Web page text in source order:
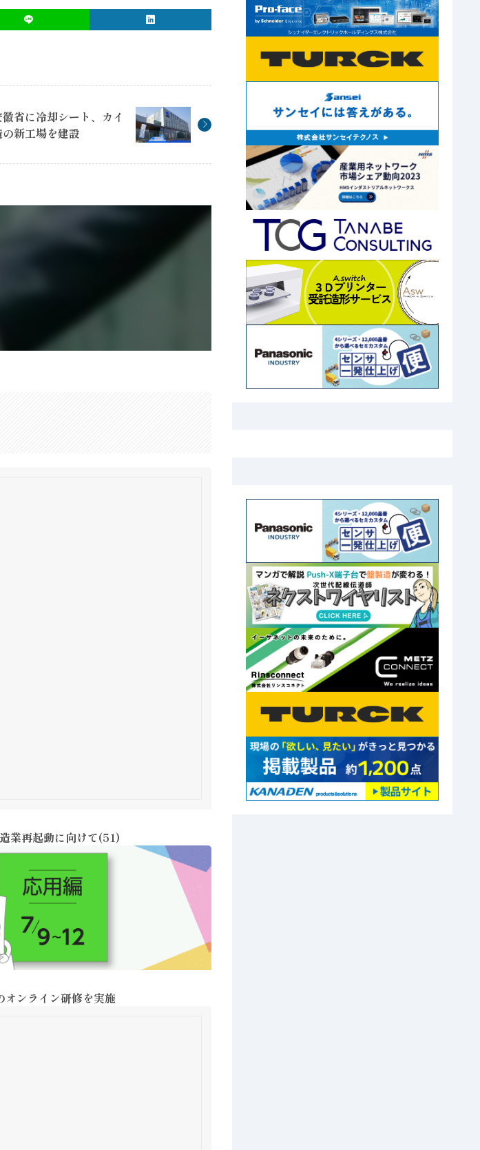
省に冷却シート、カイ
新工場を建設
業再起動に向けて(51)
ンライン研修を実施